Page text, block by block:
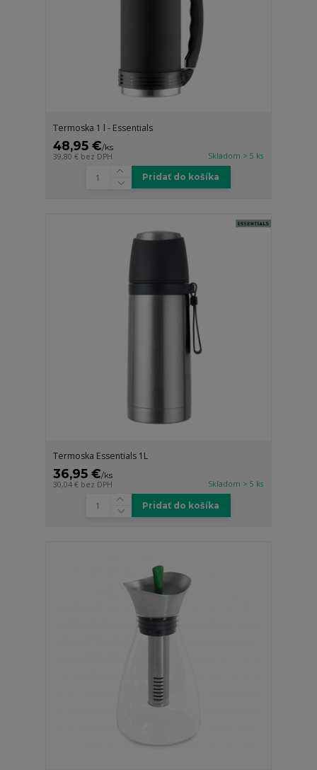
Termoska 1 l - Essentials
48,95 €/ks
39,80 € bez DPH Skladom > 5 ks
Pridať do košíka
Termoska Essentials 1L
36,95 €/ks
30,04 € bez DPH Skladom > 5 ks
Pridať do košíka